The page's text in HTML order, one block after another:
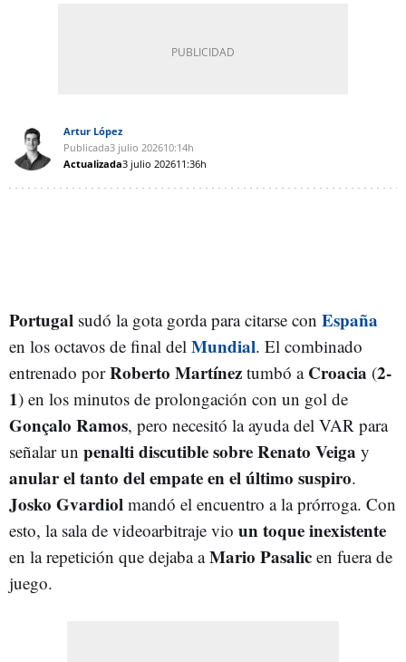
Artur López
Publicada3 julio 202610:14h
Actualizada3 julio 202611:36h
Portugal sudó la gota gorda para citarse con España
en los octavos de final del Mundial. El combinado
entrenado porRoberto Martínez tumbó a Croacia (2-
1) en los minutos de prolongación con un gol de
Gonçalo Ramos, pero necesitó la ayuda del VAR para
señalar un penalti discutible sobre Renato Veiga y
anular el tanto del empate en el último suspiro.
Josko Gvardiol mandó el encuentro a la prórroga. Con
esto, la sala de videoarbitraje vio un toque inexistente
en la repetición que dejaba aMario Pasalic en fuera de
juego.